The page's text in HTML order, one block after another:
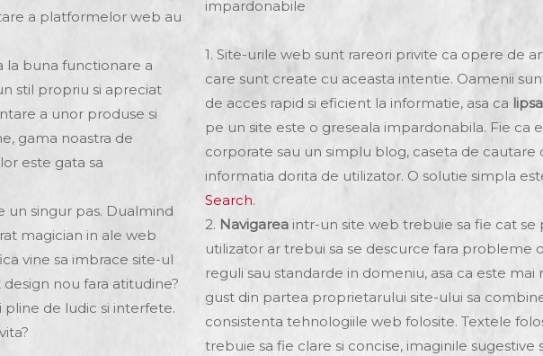
a platformelor web au
la buna functionare a
stil propriu si apreciat
a unor produse si
gama noastra de
este gata sa
un singur pas. Dualmind
magician in ale web
vine sa imbrace site-ul
nou fara atitudine?
de ludic si interfete.
impardonabile
1. Site-urile web sunt rareori privite ca opere de
care sunt create cu aceasta intentie. Oamenii
de acces rapid si eficient la informatie, asa ca
pe un site este o greseala impardonabila. Fie ca
corporate sau un simplu blog, caseta de cautare
informatia dorita de utilizator. O solutie simpla
Search.
2. Navigareaintr-un site web trebuie sa fie cat se
utilizator ar trebui sa se descurce fara probleme
reguli sau standarde in domeniu, asa ca este
gust din partea proprietarului site-ului sa
consistenta tehnologiile web folosite. Textele
trebuie sa fie clare si concise, imaginile sugestive